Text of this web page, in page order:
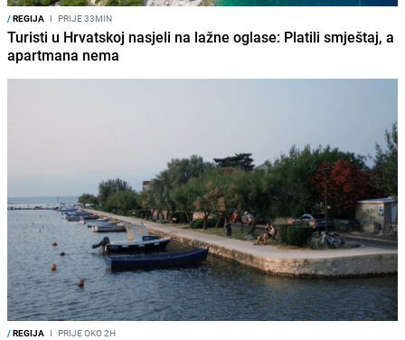
/REGIJA I PRIJE 33MIN
Turisti u Hrvatskoj nasjeli na lažne oglase: Platili smještaj, a
apartmana nema
/REGIJA I PRIJE OKO 2H